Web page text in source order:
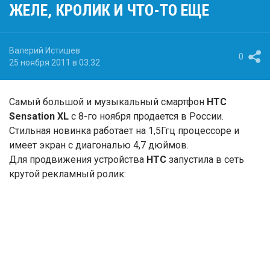
ЖЕЛЕ, КРОЛИК И ЧТО-ТО ЕЩЕ
Валерий Истишев
25 ноября 2011 в 03:32
0
Самый большой и музыкальный смартфон HTC
Sensation XL с 8-го ноября продается в России.
Стильная новинка работает на 1,5Ггц процессоре и
имеет экран с диагональю 4,7 дюймов.
Для продвижения устройства HTC запустила в сеть
крутой рекламный ролик: